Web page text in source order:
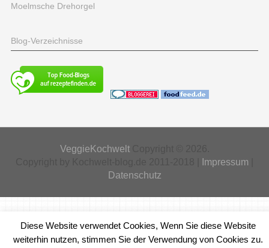
Moelmsche Drehorgel
Blog-Verzeichnisse
VeggieKochweltCopyright © 2026.
Impressum
Datenschutz
Diese Website verwendet Cookies, Wenn Sie diese Website
weiterhin nutzen, stimmen Sie der Verwendung von Cookies zu.